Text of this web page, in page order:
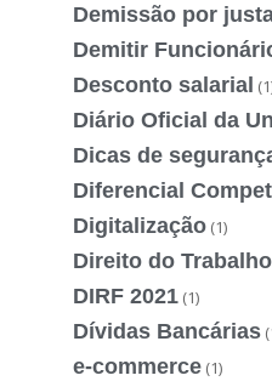
Demissão por
Demitir
Desconto salarial
Diário Oficial da
Dicas de
Diferencial
Digitalização (1)
Direito do Trabalho
DIRF 2021 (1)
Dívidas Bancárias
e-commerce (1)